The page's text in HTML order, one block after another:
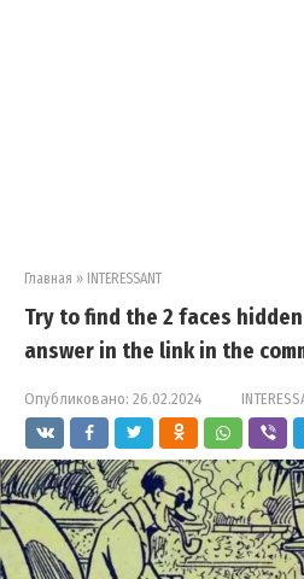
Главная » INTERESSANT
Try to find the 2 faces
answer in the link in the
Опубликовано: 26.02.2024